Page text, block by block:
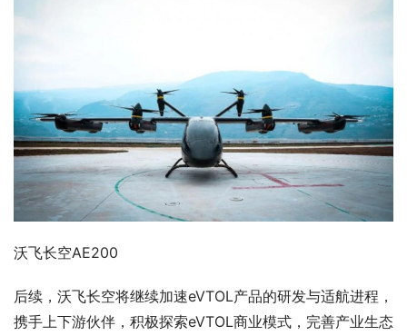
沃飞长空AE200
后续，沃飞长空将继续加速eVTOL产品的研发与适航进程，
携手上下游伙伴，积极探索eVTOL商业模式，完善产业生态